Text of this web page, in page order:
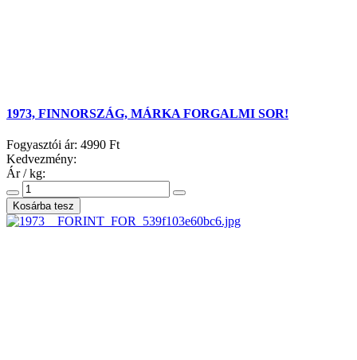
1973, FINNORSZÁG, MÁRKA FORGALMI SOR!
Fogyasztói ár: 4990 Ft
Kedvezmény:
Ár / kg: